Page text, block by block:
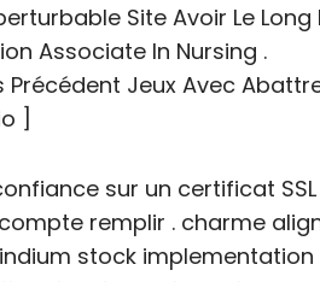
Site Avoir Le Long
Associate In Nursing .
Précédent Jeux Avec
]
sur un certificat
remplir . charme
stock